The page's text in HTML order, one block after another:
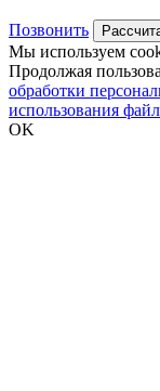
Позвонить
Мы используем
Продолжая
обработки
использования
OK